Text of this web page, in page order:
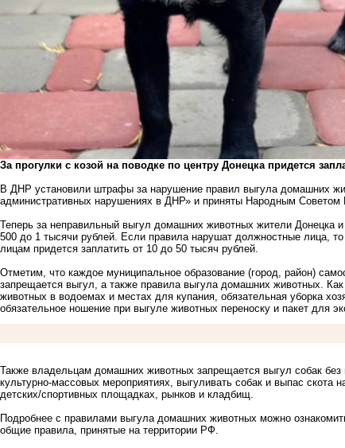
За прогулки с козой на поводке по центру Донецка придется
В ДНР установили штрафы за нарушение правил выгула домашних
административных нарушениях в ДНР» и приняты Народным Советом
Теперь за неправильный выгул домашних животных жители Донецка
500 до 1 тысячи рублей. Если правила нарушат должностные лица,
лицам придется заплатить от 10 до 50 тысяч рублей.
Отметим, что каждое муниципальное образование (город, район)
запрещается выгул, а также правила выгула домашних животных.
животных в водоемах и местах для купания, обязательная уборка
обязательное ношение при выгуле животных переноску и пакет для
Также владельцам домашних животных запрещается выгул собак
культурно-массовых мероприятиях, выгуливать собак и выпас скота
детских/спортивных площадках, рынков и кладбищ.
Подробнее с правилами выгула домашних животных можно
общие правила, принятые на территории РФ.